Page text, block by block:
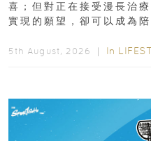
喜；但對正在接受漫長治
實現的願望，卻可以成為
5th August, 2026 ｜ In